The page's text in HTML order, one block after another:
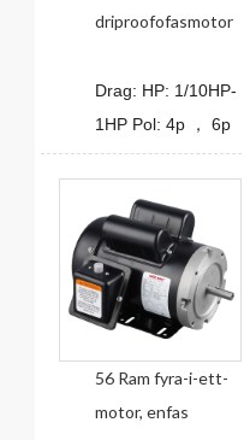
driproofofasmotor
Drag: HP: 1/10HP-
1HP Pol: 4p ， 6p
56 Ram fyra-i-ett-
motor, enfas